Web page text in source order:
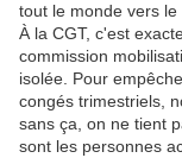
tout le monde vers le
À la CGT, c'est
commission
isolée. Pour
congés trimestriels,
sans ça, on ne tient
sont les personnes